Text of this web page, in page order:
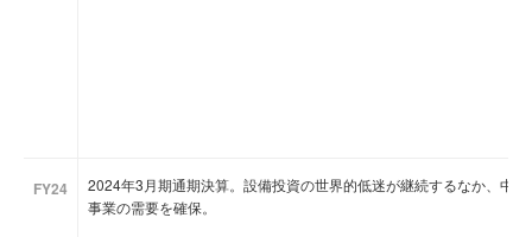
FY24
2024年3月期通期決算。設備投資の世界的低迷が継続するなか、中
事業の需要を確保。